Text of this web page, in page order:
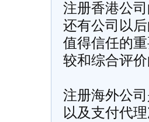
注册香港公
还有公司以
值得信任的
较和综合评
注册海外公
以及支付代